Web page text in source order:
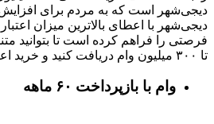
دیجی‌شهر است که به مردم برای
دیجی‌شهر با اعطای بالاترین میزان
فرصتی را فراهم کرده است تا بتوانید
تا ۳۰۰ میلیون وام دریافت کنید و خرید اعتباری خود را انجام دهید.
وام با بازپرداخت ۶۰ ماهه